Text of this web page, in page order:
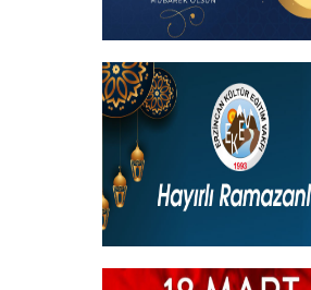
Kadir Gecemiz Mübarek Olsun
+
Hayırlı Ramazanlar